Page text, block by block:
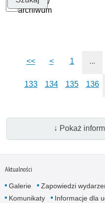
archiwum
<< < 1 ...
133 134 135 136
↓ Pokaż
Aktualności
Galerie Zapowiedzi
Komunikaty
Informacje dla